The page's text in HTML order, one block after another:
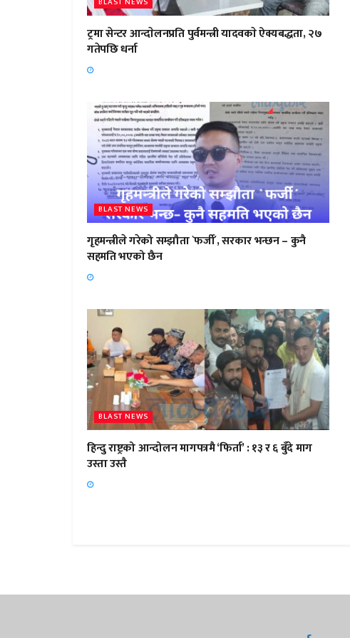
ट्रमा सेन्टर आन्दाेलनप्रति पुर्वमन्त्री यादवकाे ऐक्यबद्धता, २७
गतेपछि धर्ना
BLAST NEWS
गृहमन्त्रीले गरेको सम्झौता `फर्जी´, सरकार भन्छन – कुनै
सहमति भएको छैन
BLAST NEWS
हिन्दु राष्ट्रको आन्दोलन मागपत्रमै ‘फिर्ता’ : १३ र ६ बुँदे माग
उस्ता उस्तै